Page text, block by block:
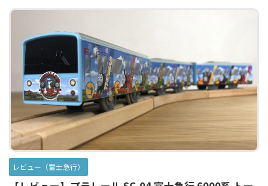
ベーシックセット・車両レールセット
レールセット 京急電鉄 京成電鉄グループ
伊豆急行 国鉄 大阪メトロ 富士急行
小田急電鉄 新幹線 東京メトロ
東急電鉄 東武鉄道 楽しい列車シリーズ 比叡電車
蒸気機関車 西武鉄道
レビュー（富士急行）